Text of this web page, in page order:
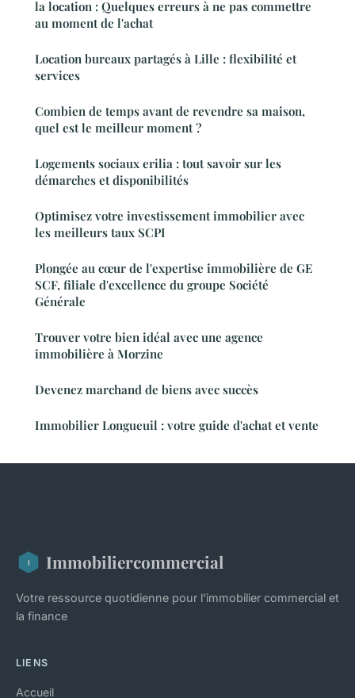
la location : Quelques erreurs à ne pas commettre
au moment de l'achat
Location bureaux partagés à Lille : flexibilité et
services
Combien de temps avant de revendre sa maison,
quel est le meilleur moment ?
Logements sociaux erilia : tout savoir sur les
démarches et disponibilités
Optimisez votre investissement immobilier avec
les meilleurs taux SCPI
Plongée au cœur de l'expertise immobilière de GE
SCF, filiale d'excellence du groupe Société
Générale
Trouver votre bien idéal avec une agence
immobilière à Morzine
Devenez marchand de biens avec succès
Immobilier Longueuil : votre guide d'achat et vente
Immobiliercommercial
Votre ressource quotidienne pour l'immobilier commercial et
la finance
LIENS
Accueil